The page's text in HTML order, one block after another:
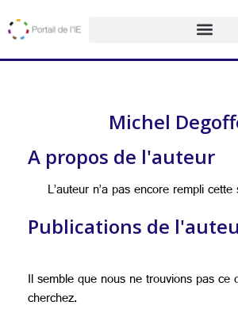
Michel
A propos de l'auteur
L’auteur n’a pas encore rempli
Publications de
Il semble que nous ne trouvions pas ce
cherchez.